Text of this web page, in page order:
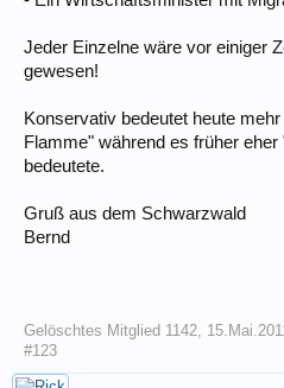
Jeder Einzelne wäre vor einiger
gewesen!
Konservativ bedeutet heute
Flamme" während es früher
bedeutete.
Gruß aus dem Schwarzwald
Bernd
Gelöschtes Mitglied 1142 15.Mai.2011
#123